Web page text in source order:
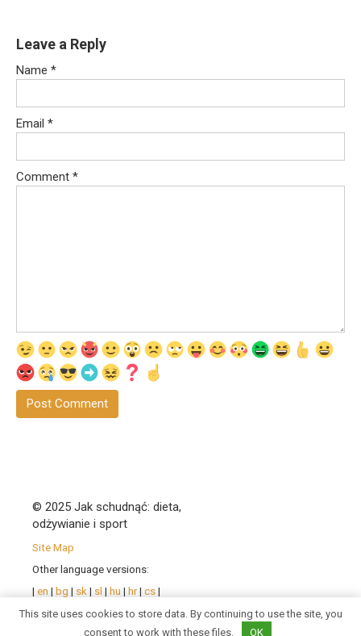
Leave a Reply
Name *
Email *
Comment *
© 2025 Jak schudnąć: dieta,
odżywianie i sport
Site Map
Other language versions:
| en | bg | sk | sl | hu | hr| cs|
es|it|
This site uses cookies to store data. By continuing to use the site, you
consent to work with these files.
OK